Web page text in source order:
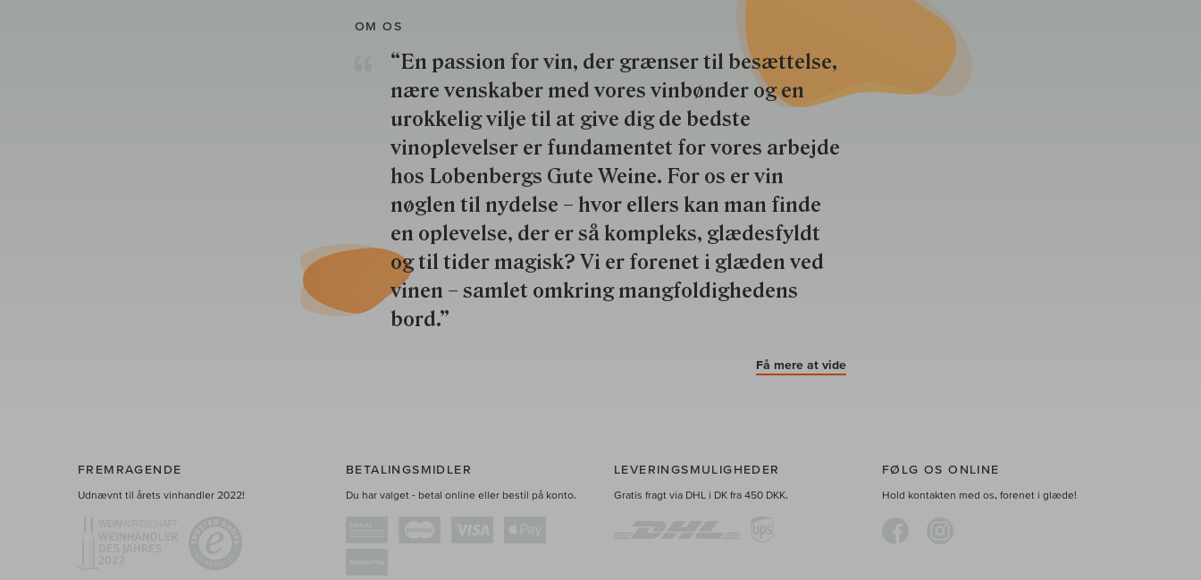
OM OS
“En passion for vin, der grænser til besættelse,
nære venskaber med vores vinbønder og en
urokkelig vilje til at give dig de bedste
vinoplevelser er fundamentet for vores arbejde
hos Lobenbergs Gute Weine. For os er vin
nøglen til nydelse – hvor ellers kan man finde
en oplevelse, der er så kompleks, glædesfyldt
og til tider magisk? Vi er forenet i glæden ved
vinen – samlet omkring mangfoldighedens
bord.”
Få mere at vide
FREMRAGENDE
Udnævnt til årets vinhandler 2022!
BETALINGSMIDLER
Du har valget - betal online eller bestil på konto.
LEVERINGSMULIGHEDER
Gratis fragt via DHL i DK fra 450 DKK.
FØLG OS ONLINE
Hold kontakten med os, forenet i glæde!